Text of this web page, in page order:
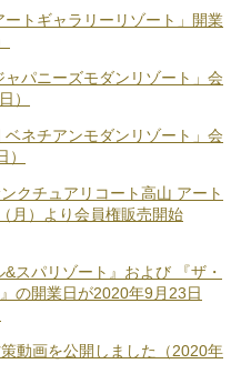
ートギャラリーリゾート」開業
ャパニーズモダンリゾート」会
）
ベネチアンモダンリゾート」会
クチュアリコート高山 アート
月）より会員権販売開始
スパリゾート』および 『ザ・
の開業日が2020年9月23日
動画を公開しました（2020年